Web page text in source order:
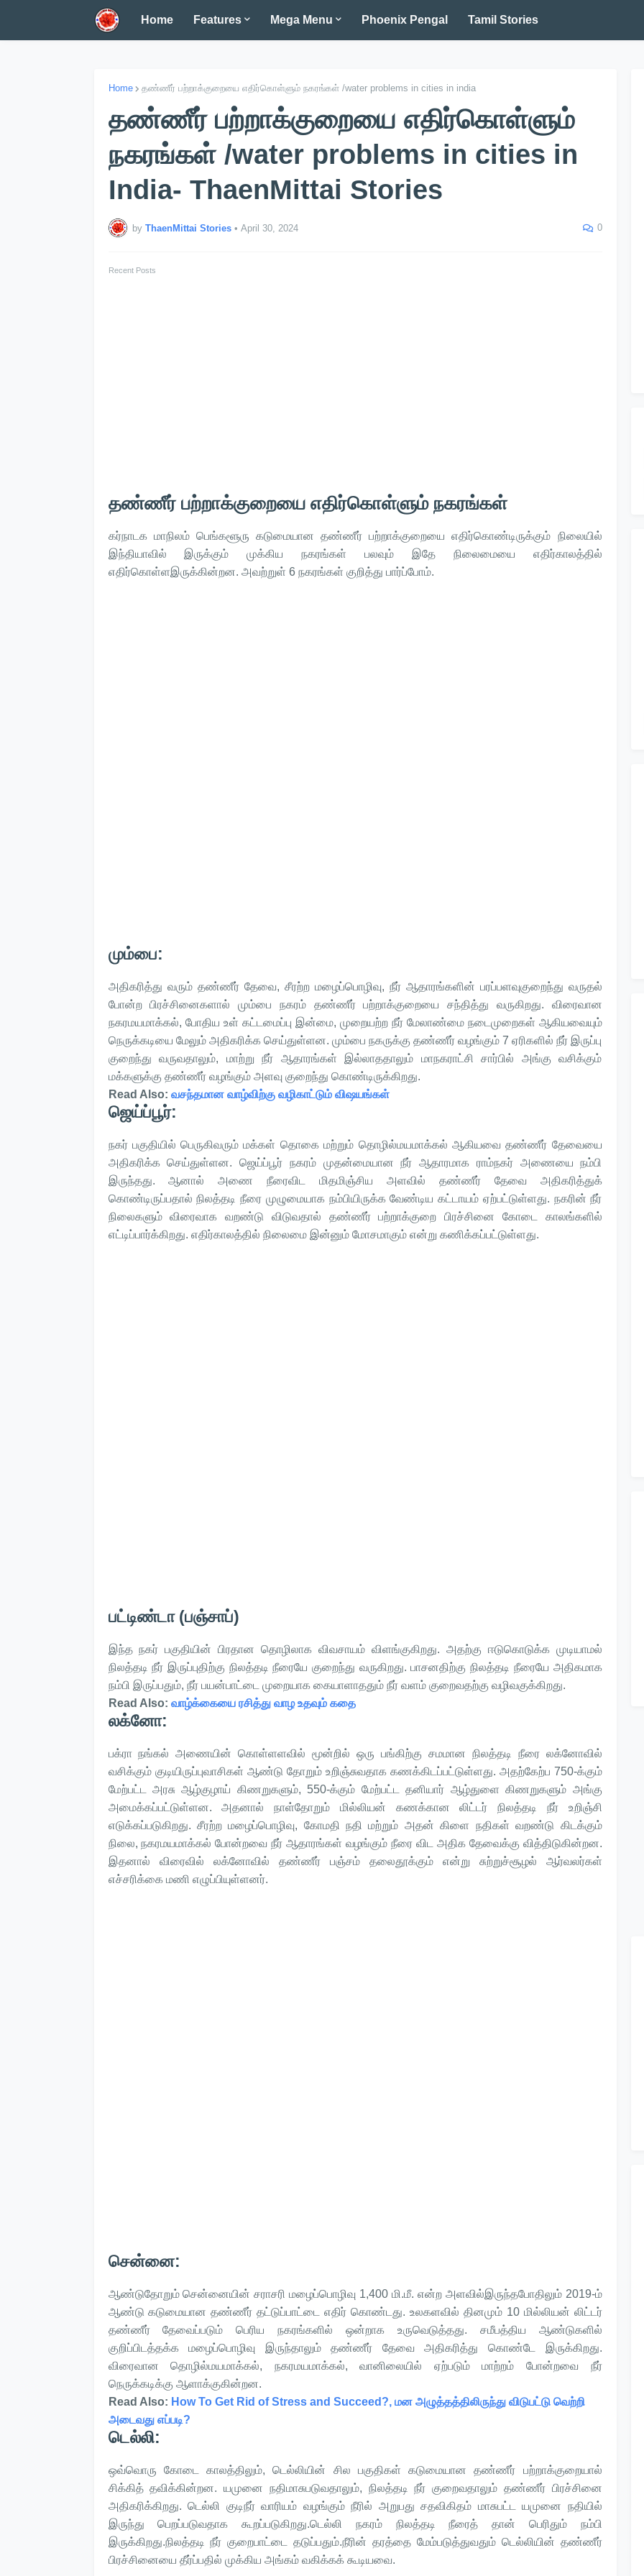
Home Features Mega Menu Phoenix Pengal Tamil Stories
Home தண்ணீர் பற்றாக்குறையை எதிர்கொள்ளும் நகரங்கள் /water problems in cities in india
தண்ணீர் பற்றாக்குறையை எதிர்கொள்ளும்
நகரங்கள் /water problems in cities in
India- ThaenMittai Stories
by ThaenMittai Stories • April 30, 2024 0
Recent Posts
தண்ணீர் பற்றாக்குறையை எதிர்கொள்ளும் நகரங்கள்
கர்நாடக மாநிலம் பெங்களூரு கடுமையான தண்ணீர் பற்றாக்குறையை எதிர்கொண்டிருக்கும் நிலையில்
இந்தியாவில் இருக்கும் முக்கிய நகரங்கள் பலவும் இதே நிலைமையை எதிர்காலத்தில்
எதிர்கொள்ளஇருக்கின்றன. அவற்றுள் 6 நகரங்கள் குறித்து பார்ப்போம்.
மும்பை:
அதிகரித்து வரும் தண்ணீர் தேவை, சீரற்ற மழைப்பொழிவு, நீர் ஆதாரங்களின் பரப்பளவுகுறைந்து வருதல்
போன்ற பிரச்சினைகளால் மும்பை நகரம் தண்ணீர் பற்றாக்குறையை சந்தித்து வருகிறது. விரைவான
நகரமயமாக்கல், போதிய உள் கட்டமைப்பு இன்மை, முறையற்ற நீர் மேலாண்மை நடைமுறைகள் ஆகியவையும்
நெருக்கடியை மேலும் அதிகரிக்க செய்துள்ளன. மும்பை நகருக்கு தண்ணீர் வழங்கும் 7 ஏரிகளில் நீர் இருப்பு
குறைந்து வருவதாலும், மாற்று நீர் ஆதாரங்கள் இல்லாததாலும் மாநகராட்சி சார்பில் அங்கு வசிக்கும்
மக்களுக்கு தண்ணீர் வழங்கும் அளவு குறைந்து கொண்டிருக்கிறது.
Read Also: வசந்தமான வாழ்விற்கு வழிகாட்டும் விஷயங்கள்
ஜெய்ப்பூர்:
நகர் பகுதியில் பெருகிவரும் மக்கள் தொகை மற்றும் தொழில்மயமாக்கல் ஆகியவை தண்ணீர் தேவையை
அதிகரிக்க செய்துள்ளன. ஜெய்ப்பூர் நகரம் முதன்மையான நீர் ஆதாரமாக ராம்நகர் அணையை நம்பி
இருந்தது. ஆனால் அணை நீரைவிட மிதமிஞ்சிய அளவில் தண்ணீர் தேவை அதிகரித்துக்
கொண்டிருப்பதால் நிலத்தடி நீரை முழுமையாக நம்பியிருக்க வேண்டிய கட்டாயம் ஏற்பட்டுள்ளது. நகரின் நீர்
நிலைகளும் விரைவாக வறண்டு விடுவதால் தண்ணீர் பற்றாக்குறை பிரச்சினை கோடை காலங்களில்
எட்டிப்பார்க்கிறது. எதிர்காலத்தில் நிலைமை இன்னும் மோசமாகும் என்று கணிக்கப்பட்டுள்ளது.
பட்டிண்டா (பஞ்சாப்)
இந்த நகர் பகுதியின் பிரதான தொழிலாக விவசாயம் விளங்குகிறது. அதற்கு ஈடுகொடுக்க முடியாமல்
நிலத்தடி நீர் இருப்புதிற்கு நிலத்தடி நீரையே குறைந்து வருகிறது. பாசனதிற்கு நிலத்தடி நீரையே அதிகமாக
நம்பி இருப்பதும், நீர் பயன்பாட்டை முறையாக கையாளாததும் நீர் வளம் குறைவதற்கு வழிவகுக்கிறது.
Read Also: வாழ்க்கையை ரசித்து வாழ உதவும் கதை
லக்னோ:
பக்ரா நங்கல் அணையின் கொள்ளளவில் மூன்றில் ஒரு பங்கிற்கு சமமான நிலத்தடி நீரை லக்னோவில்
வசிக்கும் குடியிருப்புவாசிகள் ஆண்டு தோறும் உறிஞ்சுவதாக கணக்கிடப்பட்டுள்ளது. அதற்கேற்ப 750-க்கும்
மேற்பட்ட அரசு ஆழ்குழாய் கிணறுகளும், 550-க்கும் மேற்பட்ட தனியார் ஆழ்துளை கிணறுகளும் அங்கு
அமைக்கப்பட்டுள்ளன. அதனால் நாள்தோறும் மில்லியன் கணக்கான லிட்டர் நிலத்தடி நீர் உறிஞ்சி
எடுக்கப்படுகிறது. சீரற்ற மழைப்பொழிவு, கோமதி நதி மற்றும் அதன் கிளை நதிகள் வறண்டு கிடக்கும்
நிலை, நகரமயமாக்கல் போன்றவை நீர் ஆதாரங்கள் வழங்கும் நீரை விட அதிக தேவைக்கு வித்திடுகின்றன.
இதனால் விரைவில் லக்னோவில் தண்ணீர் பஞ்சம் தலைதூக்கும் என்று சுற்றுச்சூழல் ஆர்வலர்கள்
எச்சரிக்கை மணி எழுப்பியுள்ளனர்.
சென்னை:
ஆண்டுதோறும் சென்னையின் சராசரி மழைப்பொழிவு 1,400 மி.மீ. என்ற அளவில்இருந்தபோதிலும் 2019-ம்
ஆண்டு கடுமையான தண்ணீர் தட்டுப்பாட்டை எதிர் கொண்டது. உலகளவில் தினமும் 10 மில்லியன் லிட்டர்
தண்ணீர் தேவைப்படும் பெரிய நகரங்களில் ஒன்றாக உருவெடுத்தது. சமீபத்திய ஆண்டுகளில்
குறிப்பிடத்தக்க மழைப்பொழிவு இருந்தாலும் தண்ணீர் தேவை அதிகரித்து கொண்டே இருக்கிறது.
விரைவான தொழில்மயமாக்கல், நகரமயமாக்கல், வானிலையில் ஏற்படும் மாற்றம் போன்றவை நீர்
நெருக்கடிக்கு ஆளாக்குகின்றன.
Read Also: How To Get Rid of Stress and Succeed?, மன அழுத்தத்திலிருந்து விடுபட்டு வெற்றி
அடைவது எப்படி?
டெல்லி:
ஒவ்வொரு கோடை காலத்திலும், டெல்லியின் சில பகுதிகள் கடுமையான தண்ணீர் பற்றாக்குறையால்
சிக்கித் தவிக்கின்றன. யமுனை நதிமாசுபடுவதாலும், நிலத்தடி நீர் குறைவதாலும் தண்ணீர் பிரச்சினை
அதிகரிக்கிறது. டெல்லி குடிநீர் வாரியம் வழங்கும் நீரில் அறுபது சதவிகிதம் மாசுபட்ட யமுனை நதியில்
இருந்து பெறப்படுவதாக கூறப்படுகிறது.டெல்லி நகரம் நிலத்தடி நீரைத் தான் பெரிதும் நம்பி
இருக்கிறது.நிலத்தடி நீர் குறைபாட்டை தடுப்பதும்.நீரின் தரத்தை மேம்படுத்துவதும் டெல்லியின் தண்ணீர்
பிரச்சினையை தீர்ப்பதில் முக்கிய அங்கம் வகிக்கக் கூடியவை.